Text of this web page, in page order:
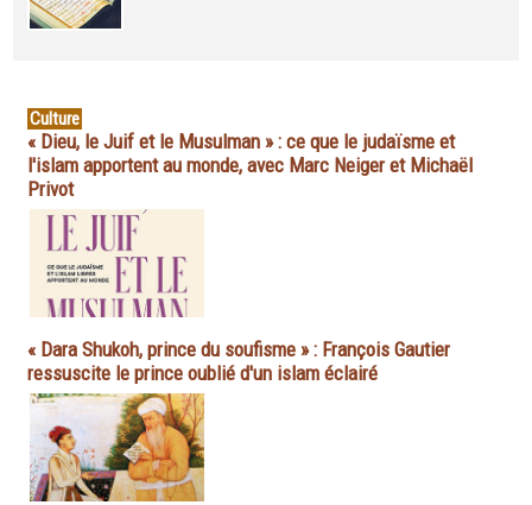
Culture
« Dieu, le Juif et le Musulman » : ce que le judaïsme et
l'islam apportent au monde, avec Marc Neiger et Michaël
Privot
« Dara Shukoh, prince du soufisme » : François Gautier
ressuscite le prince oublié d'un islam éclairé